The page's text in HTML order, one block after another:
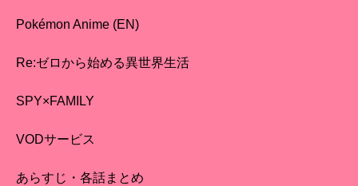
Pokémon Anime (EN)
Re:ゼロから始める異世界生活
SPY×FAMILY
VODサービス
あらすじ・各話まとめ